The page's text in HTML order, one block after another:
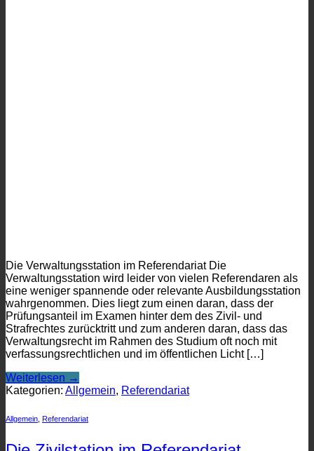
Die Verwaltungsstation im Referendariat Die
Verwaltungsstation wird leider von vielen Referendaren als
eine weniger spannende oder relevante Ausbildungsstation
wahrgenommen. Dies liegt zum einen daran, dass der
Prüfungsanteil im Examen hinter dem des Zivil- und
Strafrechtes zurücktritt und zum anderen daran, dass das
Verwaltungsrecht im Rahmen des Studium oft noch mit
verfassungsrechtlichen und im öffentlichen Licht […]
Weiterlesen →
Kategorien: Allgemein, Referendariat
Allgemein Referendariat